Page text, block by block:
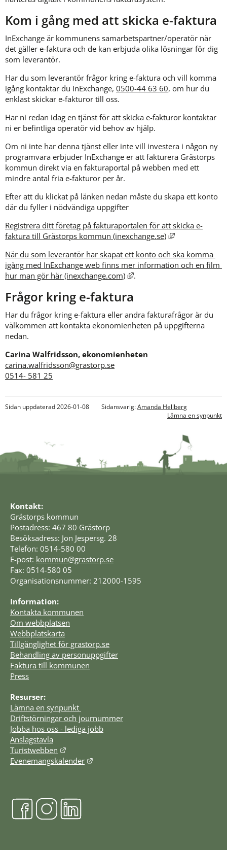
Kom i gång med att skicka e-faktura
InExchange är kommunens samarbetspartner/operatör när
det gäller e-faktura och de kan erbjuda olika lösningar för dig
som leverantör.
Har du som leverantör frågor kring e-faktura och vill komma
igång kontaktar du InExchange, 0500-44 63 60, om hur du
enklast skickar e-fakturor till oss.
Har ni redan idag en tjänst för att skicka e-fakturor kontaktar
ni er befintliga operatör vid behov av hjälp.
Om ni inte har denna tjänst eller inte vill investera i någon ny
programvara erbjuder InExchange er att fakturera Grästorps
kommun direkt via en fakturaportal på webben med ett
mindre antal fria e-fakturor per år.
Efter att du klickat på länken nedan måste du skapa ett konto
där du fyller i nödvändiga uppgifter
Registrera ditt företag på fakturaportalen för att skicka e-
faktura till Grästorps kommun (inexchange.se)
Länk till
När du som leverantör har skapat ett konto och ska komma
igång med InExchange web finns mer information och en film
hur man gör här (inexchange.com)
Länk till annan
.
Frågor kring e-faktura
Har du frågor kring e-faktura eller andra fakturafrågor är du
välkommen att kontakta ekonomienheten på uppgifterna
nedan.
Carina Walfridsson, ekonomienheten
carina.walfridsson@grastorp.se
0514- 581 25
Sidan uppdaterad 2026-01-08 Sidansvarig:Amanda Hellberg
Lämna en synpunkt
Kontakt:
Grästorps kommun
Postadress: 467 80 Grästorp
Besöksadress: Jon Jespersg. 28
Telefon: 0514-580 00
E-post: kommun@grastorp.se
Fax: 0514-580 05
Organisationsnummer: 212000-1595
Information:
Kontakta kommunen
Om webbplatsen
Webbplatskarta
Tillgänglighet för grastorp.se
Behandling av personuppgifter
Faktura till kommunen
Press
Resurser:
Lämna en synpunkt
Driftstörningar och journummer
Jobba hos oss - lediga jobb
Anslagstavla
Turistwebben
Länk till annan webbplats.
Evenemangskalender
Länk till annan webbplats.